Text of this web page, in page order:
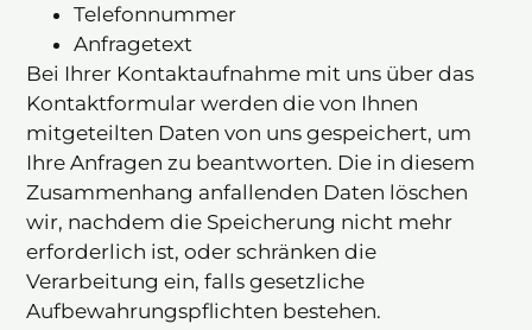
Telefonnummer
Anfragetext
Bei Ihrer Kontaktaufnahme mit uns über das
Kontaktformular werden die von Ihnen
mitgeteilten Daten von uns gespeichert, um
Ihre Anfragen zu beantworten. Die in diesem
Zusammenhang anfallenden Daten löschen
wir, nachdem die Speicherung nicht mehr
erforderlich ist, oder schränken die
Verarbeitung ein, falls gesetzliche
Aufbewahrungspflichten bestehen.